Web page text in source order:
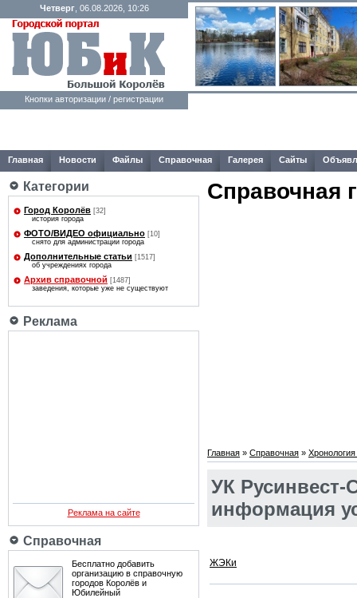
Четверг, 06.08.2026, 10:26
Кнопки авторизации / регистрации
Главная Новости Файлы Справочная Галерея Сайты
Категории
Город Королёв [32]
история города
ФОТО/ВИДЕО официально [10]
снято для администрации города
Дополнительные статьи [1517]
об учреждениях города
Архив справочной [1487]
заведения, которые уже не существуют
Реклама
Реклама на сайте
Справочная
Бесплатно добавить
организацию в справочную
городов Королёв и
Юбилейный
Справочная
Главная » Справочная »
УК Русинвест-
информация
ЖЭКи